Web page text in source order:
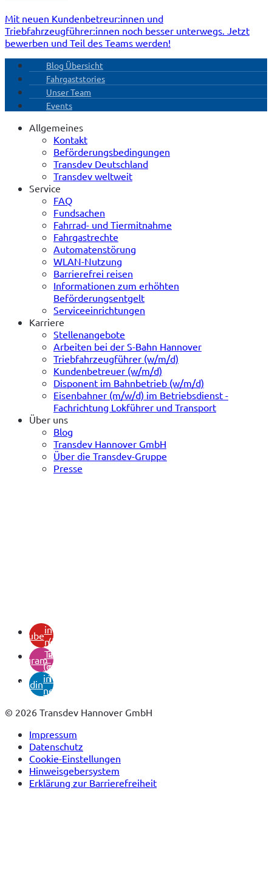
Mit neuen Kundenbetreur:innen und
Triebfahrzeugführer:innen noch besser unterwegs. Jetzt
bewerben und Teil des Teams werden!
Blog Übersicht
Fahrgaststories
Unser Team
Events
Allgemeines
Kontakt
Beförderungsbedingungen
Transdev Deutschland
Transdev weltweit
Service
FAQ
Fundsachen
Fahrrad- und Tiermitnahme
Fahrgastrechte
Automatenstörung
WLAN-Nutzung
Barrierefrei reisen
Informationen zum erhöhten
Beförderungsentgelt
Serviceeinrichtungen
Karriere
Stellenangebote
Arbeiten bei der S-Bahn Hannover
Triebfahrzeugführer (w/m/d)
Kundenbetreuer (w/m/d)
Disponent im Bahnbetrieb (w/m/d)
Eisenbahner (m/w/d) im Betriebsdienst -
Fachrichtung Lokführer und Transport
Über uns
Blog
Transdev Hannover GmbH
Über die Transdev-Gruppe
Presse
youtubein
neuem
Tab)
instagram
(öffnet
in
neuem
Tab)
linkedin
(öffnet
in
neuem
© 2026 Transdev Hannover GmbH
Impressum
Datenschutz
Cookie-Einstellungen
Hinweisgebersystem
Erklärung zur Barrierefreiheit